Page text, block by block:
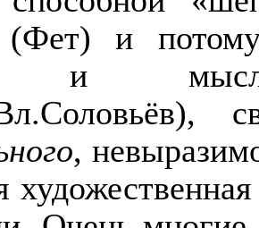
(Фет) и
и
,